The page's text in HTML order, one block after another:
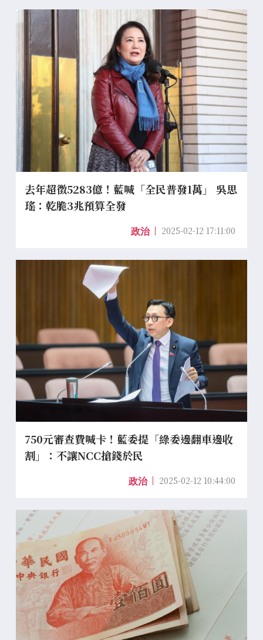
去年超徵5283億！藍喊「全民普發1萬」 吳思
瑤：乾脆3兆預算全發
政治 2025-02-12 17:11:00
750元審查費喊卡！藍委提「綠委邊翻車邊收
割」：不讓NCC搶錢於民
政治 2025-02-12 10:44:00